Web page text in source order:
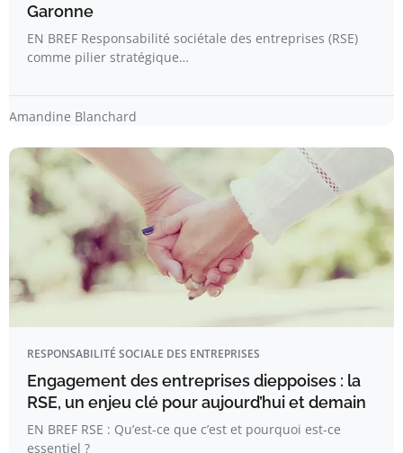
Garonne
EN BREF Responsabilité sociétale des entreprises (RSE)
comme pilier stratégique…
Amandine Blanchard
RESPONSABILITÉ SOCIALE DES ENTREPRISES
Engagement des entreprises dieppoises : la
RSE, un enjeu clé pour aujourd’hui et demain
EN BREF RSE : Qu’est-ce que c’est et pourquoi est-ce
essentiel ?